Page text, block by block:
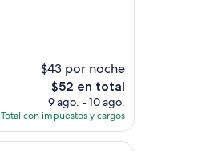
$43 por noche
El
precio
actual
es
de
$52 en total
9 ago. - 10 ago.
Total con impuestos y cargos